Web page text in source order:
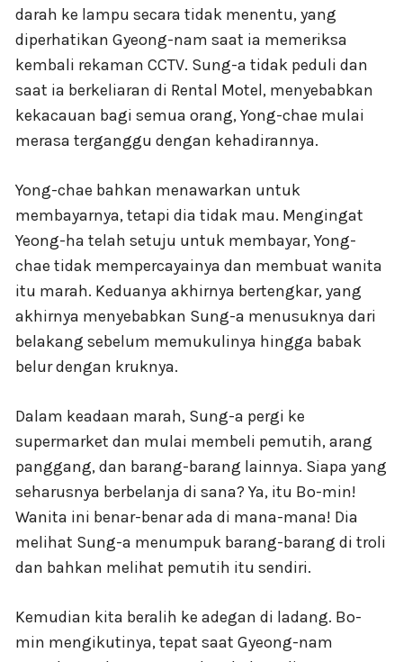
darah ke lampu secara tidak menentu, yang
diperhatikan Gyeong-nam saat ia memeriksa
kembali rekaman CCTV. Sung-a tidak peduli dan
saat ia berkeliaran di Rental Motel, menyebabkan
kekacauan bagi semua orang, Yong-chae mulai
merasa terganggu dengan kehadirannya.
Yong-chae bahkan menawarkan untuk
membayarnya, tetapi dia tidak mau. Mengingat
Yeong-ha telah setuju untuk membayar, Yong-
chae tidak mempercayainya dan membuat wanita
itu marah. Keduanya akhirnya bertengkar, yang
akhirnya menyebabkan Sung-a menusuknya dari
belakang sebelum memukulinya hingga babak
belur dengan kruknya.
Dalam keadaan marah, Sung-a pergi ke
supermarket dan mulai membeli pemutih, arang
panggang, dan barang-barang lainnya. Siapa yang
seharusnya berbelanja di sana? Ya, itu Bo-min!
Wanita ini benar-benar ada di mana-mana! Dia
melihat Sung-a menumpuk barang-barang di troli
dan bahkan melihat pemutih itu sendiri.
Kemudian kita beralih ke adegan di ladang. Bo-
min mengikutinya, tepat saat Gyeong-nam